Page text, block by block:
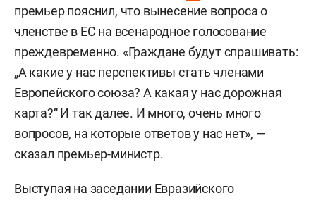
премьер пояснил, что вынесение вопроса о
членстве в ЕС на всенародное голосование
преждевременно. «Граждане будут спрашивать:
„А какие у нас перспективы стать членами
Европейского союза? А какая у нас дорожная
карта?“ И так далее. И много, очень много
вопросов, на которые ответов у нас нет», —
сказал премьер-министр.
Выступая на заседании Евразийского